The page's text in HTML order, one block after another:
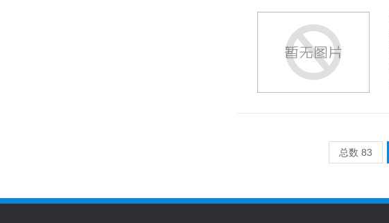
总数 83